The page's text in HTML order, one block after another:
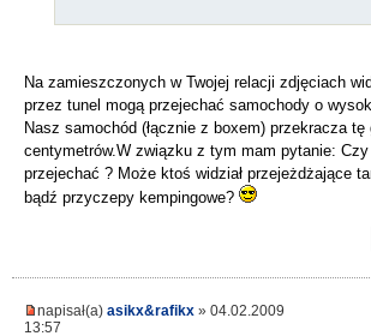
Na zamieszczonych w Twojej relacji zdjęciach
przez tunel mogą przejechać samochody o
Nasz samochód (łącznie z boxem) przekracza
centymetrów.W związku z tym mam pytanie:
przejechać ? Może ktoś widział przejeżdżające
bądź przyczepy kempingowe?
napisał(a) asikx&rafikx » 04.02.2009
13:57